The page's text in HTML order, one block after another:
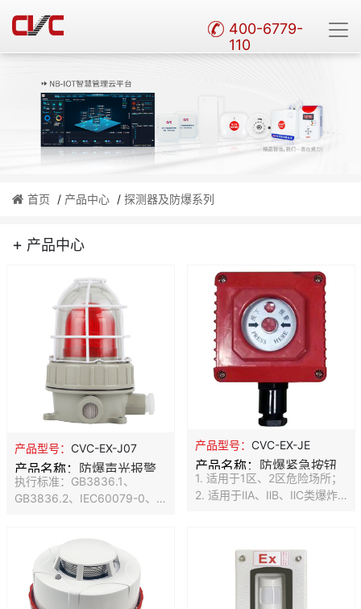
400-6779-
110
首页 / 产品中心 / 探测器及防爆系列
+ 产品中心
产品型号： CVC-EX-J07
产品名称： 防爆声光报警
器
执行标准：GB3836.1、
GB3836.2、IEC60079-0、
T6 额定电压：
AC12V/24V/36V/110V/220V
、DC12V/24V/36V 额定功
率：5W 闪光次数：150
产品型号： CVC-EX-JE
产品名称： 防爆紧急按钮
1. 适用于1区、2区危险场所；
2. 适用于ⅡA、ⅡB、ⅡC类爆炸
5、需要消防报警场所